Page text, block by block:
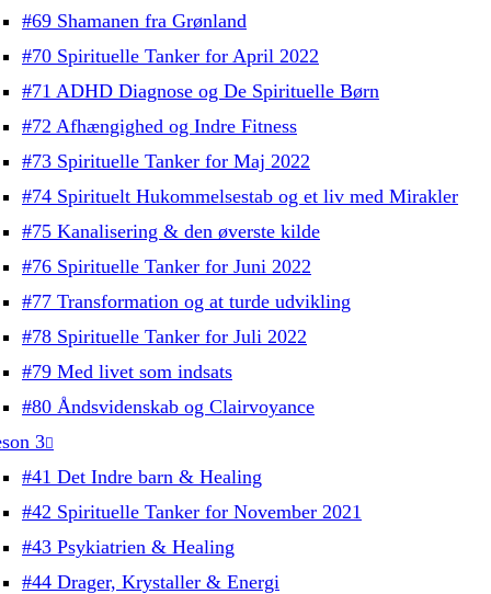
#69 Shamanen fra Grønland
#70 Spirituelle Tanker for April 2022
#71 ADHD Diagnose og De Spirituelle Børn
#72 Afhængighed og Indre Fitness
#73 Spirituelle Tanker for Maj 2022
#74 Spirituelt Hukommelsestab og et liv med Mirakler
#75 Kanalisering & den øverste kilde
#76 Spirituelle Tanker for Juni 2022
#77 Transformation og at turde udvikling
#78 Spirituelle Tanker for Juli 2022
#79 Med livet som indsats
#80 Åndsvidenskab og Clairvoyance
3
#41 Det Indre barn & Healing
#42 Spirituelle Tanker for November 2021
#43 Psykiatrien & Healing
#44 Drager, Krystaller & Energi